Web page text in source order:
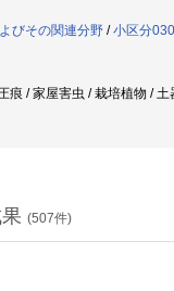
びその関連分野 /小区分
痕 / 家屋害虫 / 栽培植物 /
(507件)